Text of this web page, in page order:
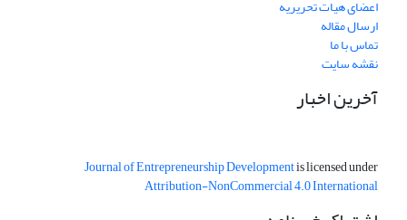
اعضای هیات تحریریه
ارسال مقاله
تماس با ما
نقشه سایت
آخرین اخبار
Journal of Entrepreneurship Developmentis licensed under
Attribution-NonCommercial 4.0 International